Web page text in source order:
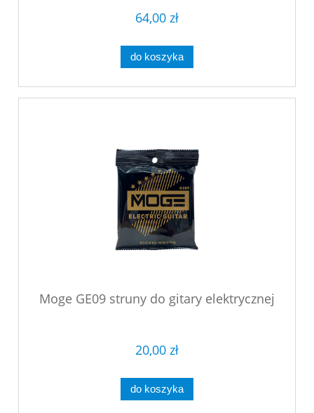
64,00 zł
do koszyka
Moge GE09 struny do gitary elektrycznej
20,00 zł
do koszyka